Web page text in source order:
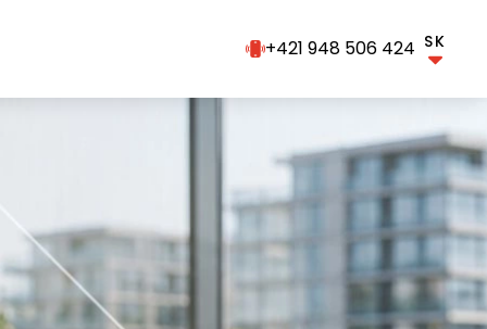
+421 948 506 424 SK